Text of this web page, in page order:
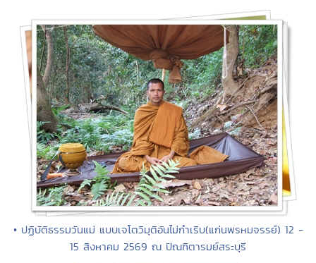
• ปฏิบัติธรรมวันแม่ แบบเจโตวิมุติอันไม่กำเริบ(แก่นพรหมจรรย์) 12 -
15 สิงหาคม 2569 ณ ปัณฑิตารมย์สระบุรี